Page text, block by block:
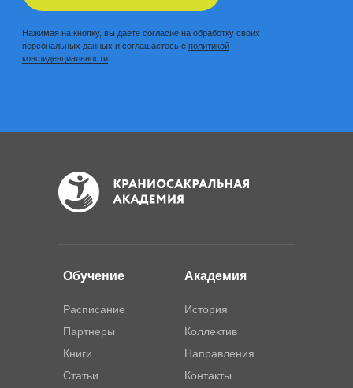
Академия
История
Коллектив
Направления
Контакты
Обучение
Расписание
Партнеры
Книги
Статьи